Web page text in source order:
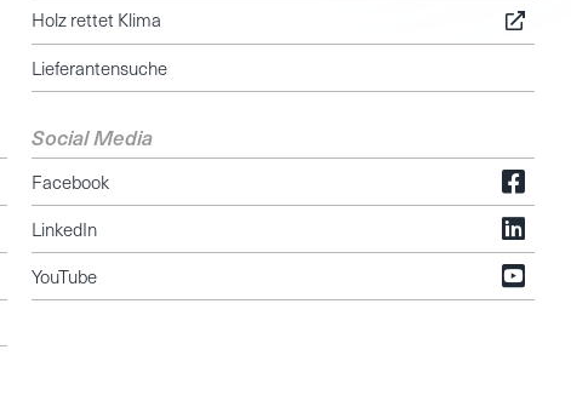
Holz rettet Klima
Lieferantensuche
Social Media
Facebook
LinkedIn
YouTube